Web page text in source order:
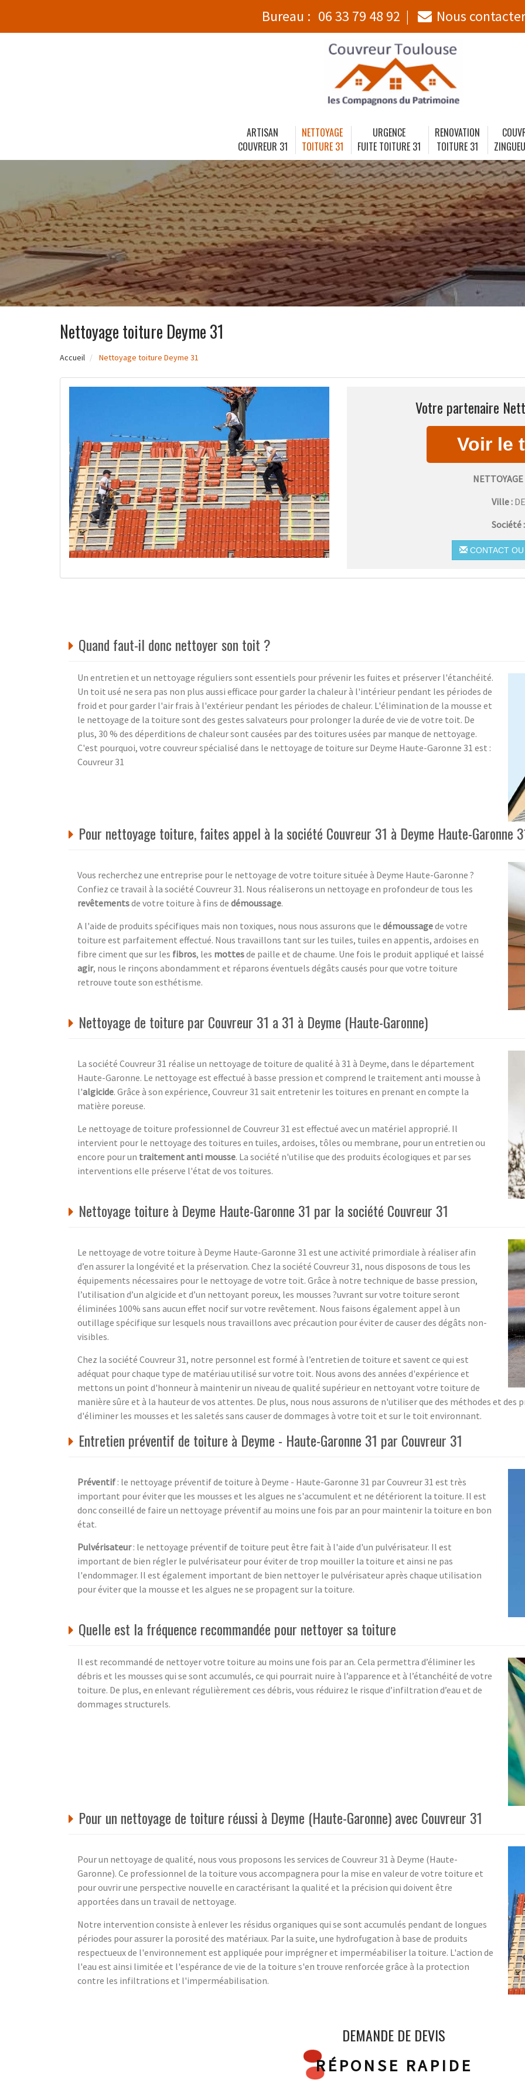
Bureau : 06 33 79 48 92 Nous contacter
ARTISAN
COUVREUR 31
NETTOYAGE
TOITURE 31
URGENCE
FUITE TOITURE 31
RENOVATION
TOITURE 31
Nettoyage toiture Deyme 31
Accueil Nettoyage toiture Deyme 31
Votre partenaire
Ville :
Société
CONTACT OU
Quand faut-il donc nettoyer son toit ?
Un entretien et un nettoyage réguliers sont essentiels pour prévenir les fuites et préserver l'étanchéité.
Un toit usé ne sera pas non plus aussi efficace pour garder la chaleur à l'intérieur pendant les périodes de
froid et pour garder l'air frais à l'extérieur pendant les périodes de chaleur. L'élimination de la mousse et
le nettoyage de la toiture sont des gestes salvateurs pour prolonger la durée de vie de votre toit. De
plus, 30 % des déperditions de chaleur sont causées par des toitures usées par manque de nettoyage.
C'est pourquoi, votre couvreur spécialisé dans le nettoyage de toiture sur Deyme Haute-Garonne 31 est :
Couvreur 31
Pour nettoyage toiture, faites appel à la société Couvreur 31 à Deyme Haute-Garonne
Vous recherchez une entreprise pour le nettoyage de votre toiture située à Deyme Haute-Garonne ?
Confiez ce travail à la société Couvreur 31. Nous réaliserons un nettoyage en profondeur de tous les
revêtementsde votre toiture à fins de démoussage.
A l'aide de produits spécifiques mais non toxiques, nous nous assurons que le démoussagede votre
toiture est parfaitement effectué. Nous travaillons tant sur les tuiles, tuiles en appentis, ardoises en
fibre ciment que sur les fibros, les mottesde paille et de chaume. Une fois le produit appliqué et laissé
agir, nous le rinçons abondamment et réparons éventuels dégâts causés pour que votre toiture
retrouve toute son esthétisme.
Nettoyage de toiture par Couvreur 31 a 31 à Deyme (Haute-Garonne)
La société Couvreur 31 réalise un nettoyage de toiture de qualité à 31 à Deyme, dans le département
Haute-Garonne. Le nettoyage est effectué à basse pression et comprend le traitement anti mousse à
l'algicide. Grâce à son expérience, Couvreur 31 sait entretenir les toitures en prenant en compte la
matière poreuse.
Le nettoyage de toiture professionnel de Couvreur 31 est effectué avec un matériel approprié. Il
intervient pour le nettoyage des toitures en tuiles, ardoises, tôles ou membrane, pour un entretien ou
encore pour un traitement anti mousse. La société n'utilise que des produits écologiques et par ses
interventions elle préserve l'état de vos toitures.
Nettoyage toiture à Deyme Haute-Garonne 31 par la société Couvreur 31
Le nettoyage de votre toiture à Deyme Haute-Garonne 31 est une activité primordiale à réaliser afin
d’en assurer la longévité et la préservation. Chez la société Couvreur 31, nous disposons de tous les
équipements nécessaires pour le nettoyage de votre toit. Grâce à notre technique de basse pression,
l’utilisation d’un algicide et d’un nettoyant poreux, les mousses ?uvrant sur votre toiture seront
éliminées 100% sans aucun effet nocif sur votre revêtement. Nous faisons également appel à un
outillage spécifique sur lesquels nous travaillons avec précaution pour éviter de causer des dégâts non-
visibles.
Chez la société Couvreur 31, notre personnel est formé à l’entretien de toiture et savent ce qui est
adéquat pour chaque type de matériau utilisé sur votre toit. Nous avons des années d'expérience et
mettons un point d'honneur à maintenir un niveau de qualité supérieur en nettoyant votre toiture de
manière sûre et à la hauteur de vos attentes. De plus, nous nous assurons de n'utiliser que des méthodes et
d'éliminer les mousses et les saletés sans causer de dommages à votre toit et sur le toit environnant.
Entretien préventif de toiture à Deyme - Haute-Garonne 31 par Couvreur 31
Préventif : le nettoyage préventif de toiture à Deyme - Haute-Garonne 31 par Couvreur 31 est très
important pour éviter que les mousses et les algues ne s'accumulent et ne détériorent la toiture. Il est
donc conseillé de faire un nettoyage préventif au moins une fois par an pour maintenir la toiture en bon
état.
Pulvérisateur: le nettoyage préventif de toiture peut être fait à l'aide d'un pulvérisateur. Il est
important de bien régler le pulvérisateur pour éviter de trop mouiller la toiture et ainsi ne pas
l'endommager. Il est également important de bien nettoyer le pulvérisateur après chaque utilisation
pour éviter que la mousse et les algues ne se propagent sur la toiture.
Quelle est la fréquence recommandée pour nettoyer sa toiture
Il est recommandé de nettoyer votre toiture au moins une fois par an. Cela permettra d’éliminer les
débris et les mousses qui se sont accumulés, ce qui pourrait nuire à l’apparence et à l’étanchéité de votre
toiture. De plus, en enlevant régulièrement ces débris, vous réduirez le risque d’infiltration d’eau et de
dommages structurels.
Pour un nettoyage de toiture réussi à Deyme (Haute-Garonne) avec Couvreur 31
Pour un nettoyage de qualité, nous vous proposons les services de Couvreur 31 à Deyme (Haute-
Garonne). Ce professionnel de la toiture vous accompagnera pour la mise en valeur de votre toiture et
pour ouvrir une perspective nouvelle en caractérisant la qualité et la précision qui doivent être
apportées dans un travail de nettoyage.
Notre intervention consiste à enlever les résidus organiques qui se sont accumulés pendant de longues
périodes pour assurer la porosité des matériaux. Par la suite, une hydrofugation à base de produits
respectueux de l'environnement est appliquée pour imprégner et imperméabiliser la toiture. L'action de
l'eau est ainsi limitée et l'espérance de vie de la toiture s'en trouve renforcée grâce à la protection
contre les infiltrations et l'imperméabilisation.
DEMANDE DE DEVIS
RÉPONSE RAPIDE